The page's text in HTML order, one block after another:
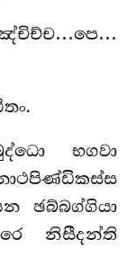
භගවා
ඡබ්බග්ගියා
නිසීදන්ති